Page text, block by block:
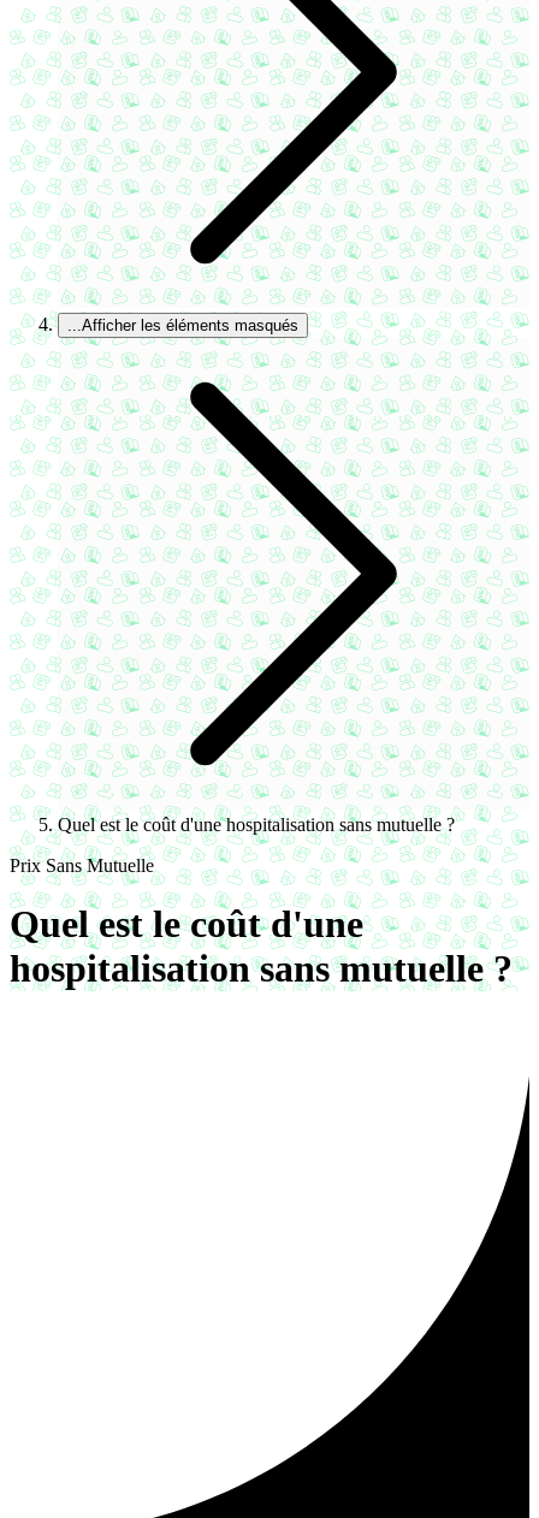
Afficher les éléments masqués
Quel est le coût d'une hospitalisation sans mutuelle ?
Prix Sans Mutuelle
Quel est le coût d'une
hospitalisation sans mutuelle ?